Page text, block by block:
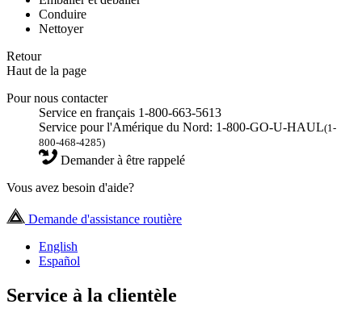
Conduire
Nettoyer
Retour
Haut de la page
Pour nous contacter
Service en français 1-800-663-5613
Service pour l'Amérique du Nord: 1-800-GO-U-HAUL(1-
800-468-4285)
Demander à être rappelé
Vous avez besoin d'aide?
Demande d'assistance routière
English
Español
Service à la clientèle